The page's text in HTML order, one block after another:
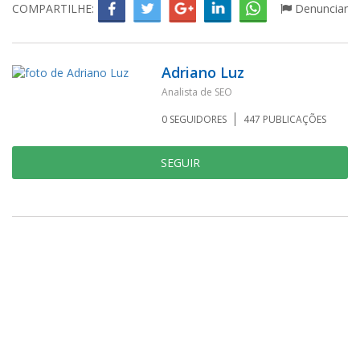
COMPARTILHE: Denunciar
Adriano Luz
Analista de SEO
0 SEGUIDORES 447 PUBLICAÇÕES
SEGUIR